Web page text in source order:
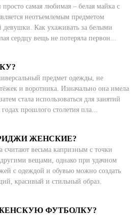
просто самая любимая – белая майка с
неотъемлемым предметом
девушки. Как ухаживать за белыми
сердцу вещь не потеряла первон...
предмет одежды, не
и воротника. Изначально она имела
стала использоваться для занятий
прошлого столетия пла...
ЖЕНСКИЕ?
считают весьма капризным с точки
другими вещами, однако при удачном
с одеждой и обувью можно создать
красивый и стильный образ.
ФУТБОЛКУ?